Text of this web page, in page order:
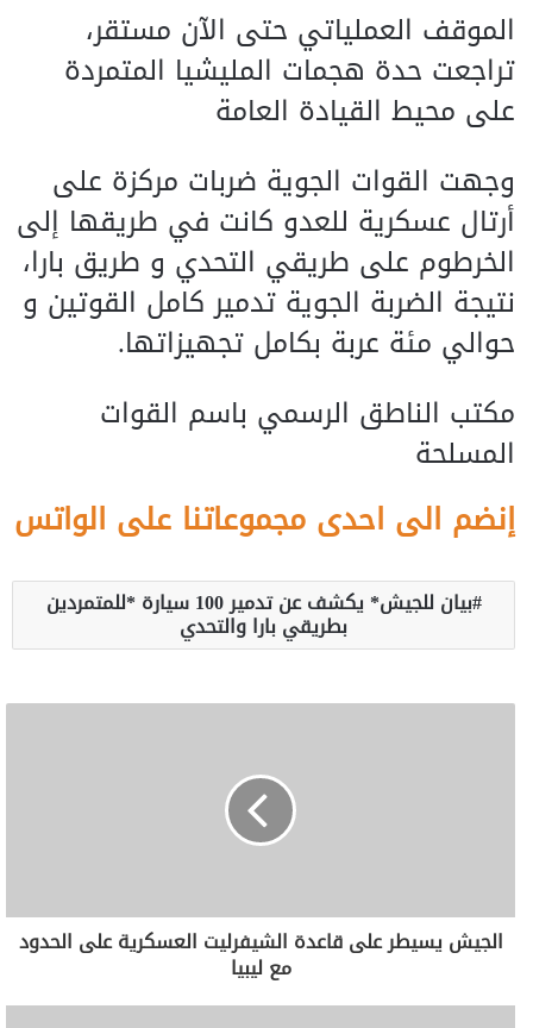
الموقف العملياتي حتى الآن مستقر،
تراجعت حدة هجمات المليشيا المتمردة
على محيط القيادة العامة
وجهت القوات الجوية ضربات مركزة على
أرتال عسكرية للعدو كانت في طريقها إلى
الخرطوم على طريقي التحدي و طريق بارا،
نتيجة الضربة الجوية تدمير كامل القوتين و
حوالي مئة عربة بكامل تجهيزاتها.
مكتب الناطق الرسمي باسم القوات
المسلحة
إنضم الى احدى مجموعاتنا على الواتس
بيان للجيش* يكشف عن تدمير 100 سيارة *للمتمردين
بطريقي بارا والتحدي
الجيش يسيطر على قاعدة الشيفرليت العسكرية على الحدود
مع ليبيا